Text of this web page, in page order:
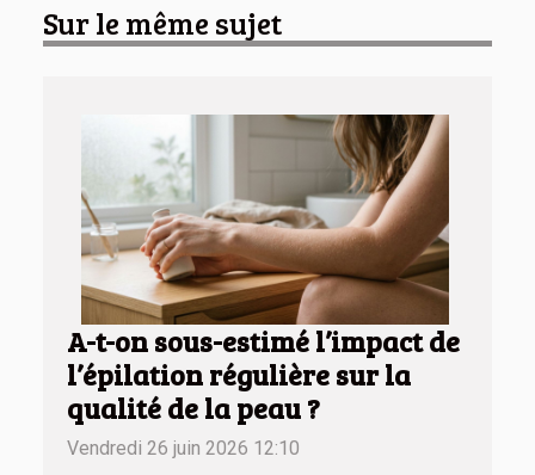
Sur le même sujet
A-t-on sous-estimé l’impact de
l’épilation régulière sur la
qualité de la peau ?
Vendredi 26 juin 2026 12:10